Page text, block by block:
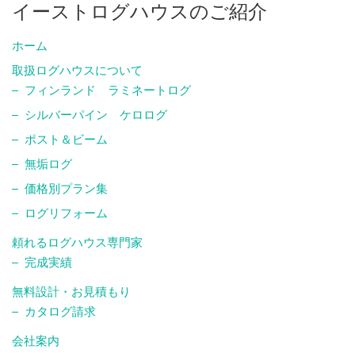
イーストログハウスのご紹介
ホーム
取扱ログハウスについて
フィンランド ラミネートログ
シルバーパイン ケロログ
ポスト＆ビーム
無垢ログ
価格別プラン集
ログリフォーム
頼れるログハウス専門家
完成実績
無料設計・お見積もり
カタログ請求
会社案内